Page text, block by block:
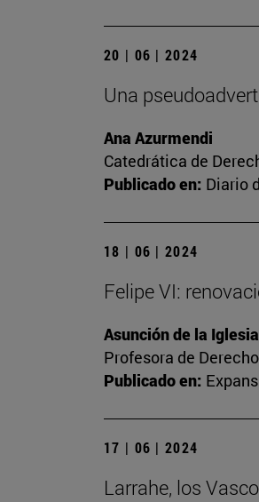
20 | 06 | 2024
Una
Ana Azurmendi
Catedrática de
Publicado en: Diario
18 | 06 | 2024
Felipe VI:
Asunción de la Iglesia
Profesora de
Publicado en:
17 | 06 | 2024
Larrahe, los